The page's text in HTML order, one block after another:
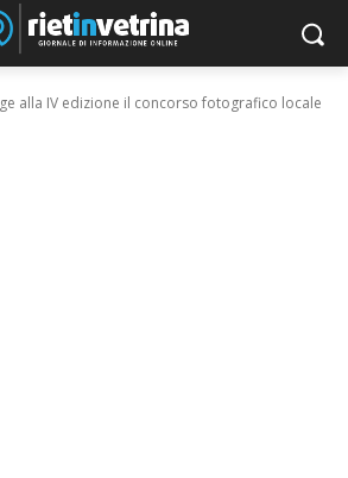
alla IV edizione il concorso fotografico locale